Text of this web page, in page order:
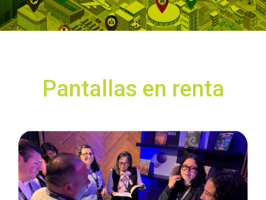
Pantallas en renta